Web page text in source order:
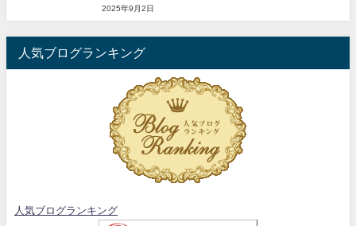
2025年9月2日
人気ブログランキング
人気ブログランキング